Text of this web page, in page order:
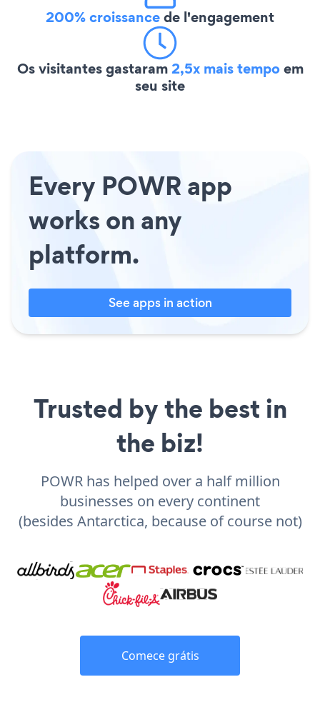
200% croissancede l'engagement
Os visitantes gastaram2,5x mais tempoem
seu site
Every POWR app
works on any
platform.
See apps in action
Trusted by the best in
the biz!
POWR has helped over a half million
businesses on every continent
(besides Antarctica, because of course not)
Comece grátis